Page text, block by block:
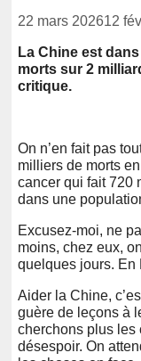
22 mars 202612
La Chine est
morts sur 2
critique.
On n’en fait pas
milliers de morts
cancer qui fait 720
dans une
Excusez-moi, ne
moins, chez eux,
quelques jours. En
Aider la Chine,
guère de leçons à
cherchons plus les
désespoir. On